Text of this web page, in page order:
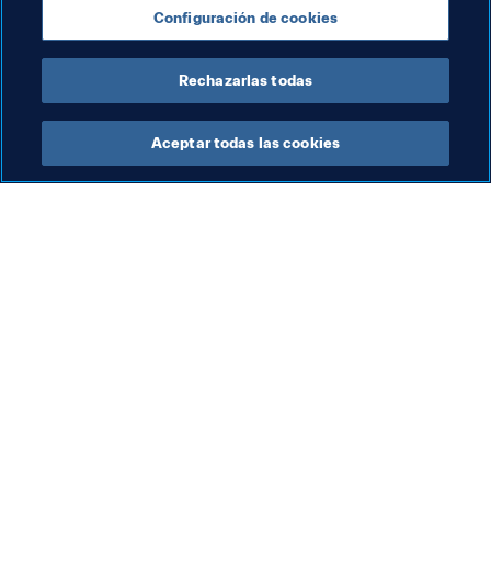
Organización Qatar AFC
Configuración de cookies
Rechazarlas todas
Aceptar todas las cookies